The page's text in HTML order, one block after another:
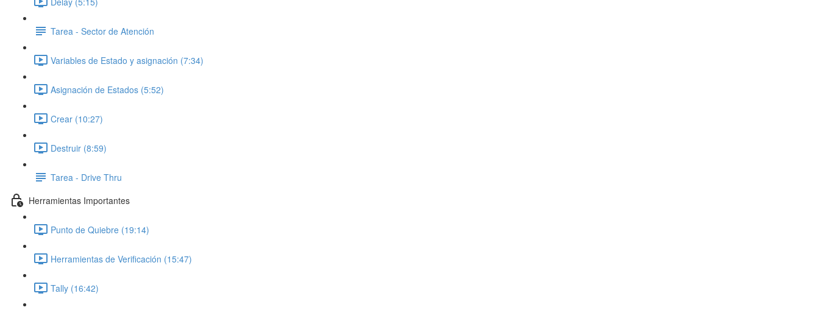
Tarea - Sector de Atención
Variables de Estado y asignación (7:34)
Asignación de Estados (5:52)
Crear (10:27)
Destruir (8:59)
Tarea - Drive Thru
Herramientas Importantes
Punto de Quiebre (19:14)
Herramientas de Verificación (15:47)
Tally (16:42)